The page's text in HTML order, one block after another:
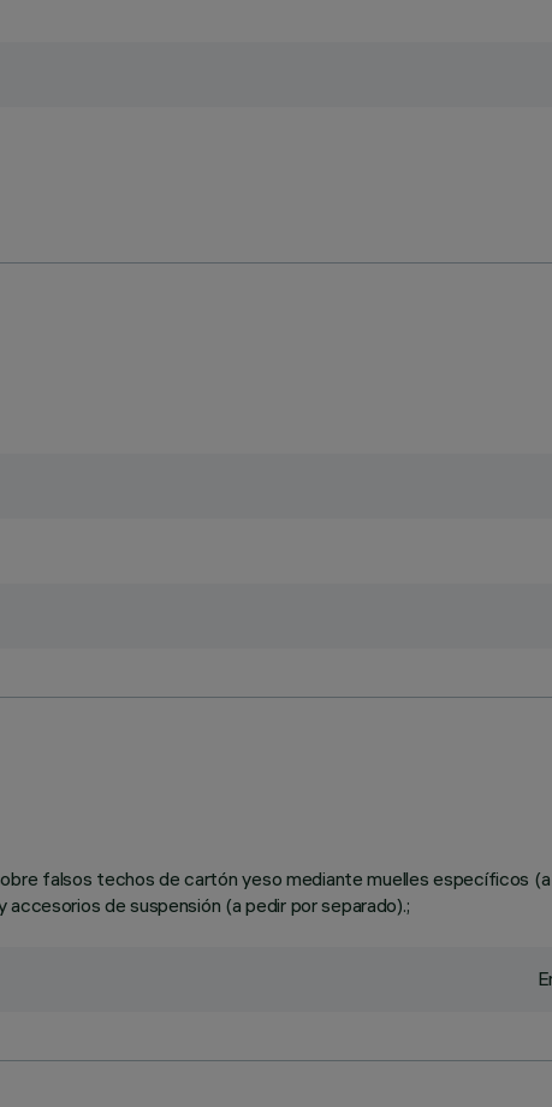
falsos techos de cartón yeso mediante muelles específicos
de suspensión (a pedir por separado).;